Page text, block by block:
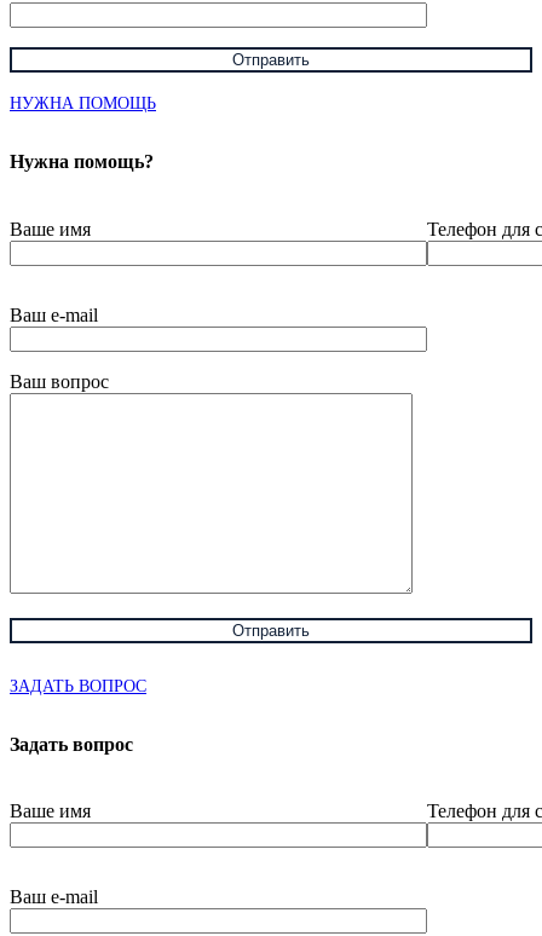
НУЖНА ПОМОЩЬ
Нужна помощь?
Ваше имя Телефон для
Ваш e-mail
Ваш вопрос
ЗАДАТЬ ВОПРОС
Задать вопрос
Ваше имя Телефон для
Ваш e-mail